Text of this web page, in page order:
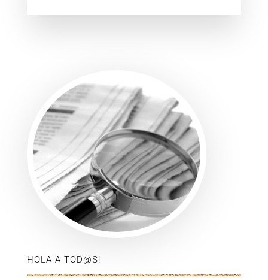
HOLA A TOD@S!